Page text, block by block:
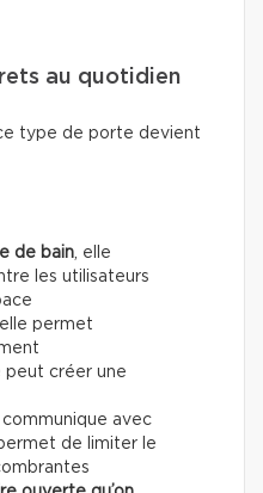
au quotidien
type de porte devient
de bain , elle
les utilisateurs
, elle permet
peut créer une
avec
de limiter le